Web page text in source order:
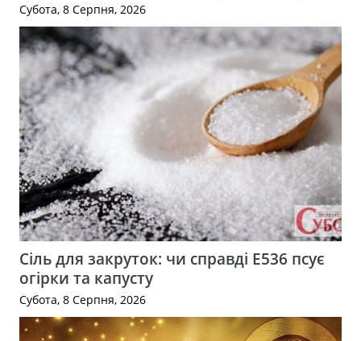
Субота, 8 Серпня, 2026
Сіль для закруток: чи справді Е536 псує
огірки та капусту
Субота, 8 Серпня, 2026